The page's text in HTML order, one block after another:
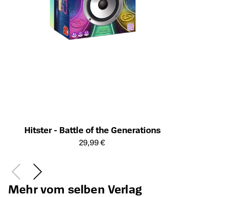
Hitster - Battle of the Generations
Öffnet die Detailseite des Produkts
29,99 €
Mehr vom selben Verlag